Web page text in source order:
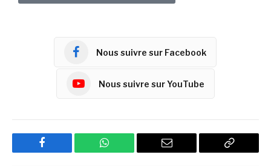
Nous suivre sur Facebook
Nous suivre sur YouTube
Facebook WhatsApp Email
Copy